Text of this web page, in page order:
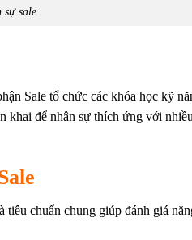
sự sale
Sale tổ chức các khóa học kỹ
khai để nhân sự thích ứng với
chuẩn chung giúp đánh giá